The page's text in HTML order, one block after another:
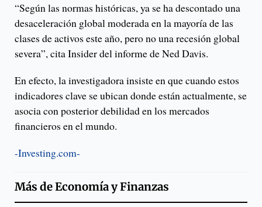
“Según las normas históricas, ya se ha descontado una
desaceleración global moderada en la mayoría de las
clases de activos este año, pero no una recesión global
severa”, cita Insider del informe de Ned Davis.
En efecto, la investigadora insiste en que cuando estos
indicadores clave se ubican donde están actualmente, se
asocia con posterior debilidad en los mercados
financieros en el mundo.
-Investing.com-
Más deEconomía y Finanzas